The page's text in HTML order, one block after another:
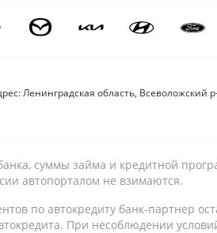
Ленинградская область, Всеволожский
банка, суммы займа и кредитной
автопорталом не взимаются.
по автокредиту банк-партнер
При несоблюдении